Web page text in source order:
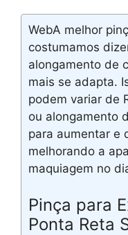
WebA melhor
costumamos
alongamento de
mais se adapta.
podem variar de
ou alongamento
para aumentar e
melhorando a
maquiagem no
Pinça para
Ponta Reta